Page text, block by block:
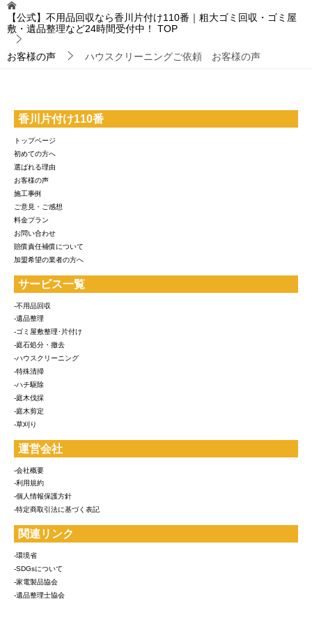
【公式】不用品回収なら香川片付け110番｜粗大ゴミ回収・ゴミ屋
敷・遺品整理など24時間受付中！
TOP
お客様の声 ハウスクリーニングご依頼 お客様の声
香川片付け110番
トップページ
初めての方へ
選ばれる理由
お客様の声
施工事例
ご意見・ご感想
料金プラン
お問い合わせ
賠償責任補償について
加盟希望の業者の方へ
サービス一覧
-不用品回収
-遺品整理
-ゴミ屋敷整理･片付け
-庭石処分・撤去
-ハウスクリーニング
-特殊清掃
-ハチ駆除
-庭木伐採
-庭木剪定
-草刈り
運営会社
-会社概要
-利用規約
-個人情報保護方針
-特定商取引法に基づく表記
関連リンク
-環境省
-SDGsについて
-家電製品協会
-遺品整理士協会